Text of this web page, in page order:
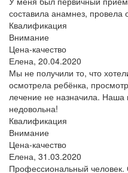
составила анамнез,
Квалификация
Внимание
Цена-качество
Елена, 20.04.2020
Мы не получили то, что
осмотрела ребёнка,
лечение не назначила.
недовольна!
Квалификация
Внимание
Цена-качество
Елена, 31.03.2020
Профессиональный